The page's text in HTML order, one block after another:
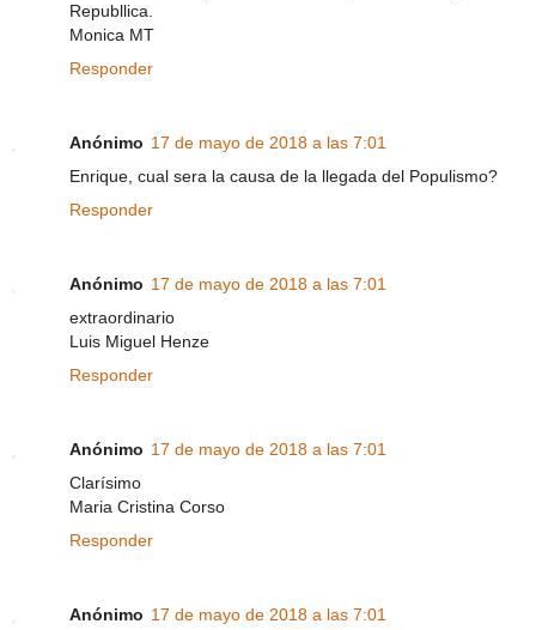
Republlica.
Monica MT
Responder
Anónimo 17 de mayo de 2018 a las 7:01
Enrique, cual sera la causa de la llegada del Populismo?
Responder
Anónimo 17 de mayo de 2018 a las 7:01
extraordinario
Luis Miguel Henze
Responder
Anónimo 17 de mayo de 2018 a las 7:01
Clarísimo
Maria Cristina Corso
Responder
Anónimo 17 de mayo de 2018 a las 7:01